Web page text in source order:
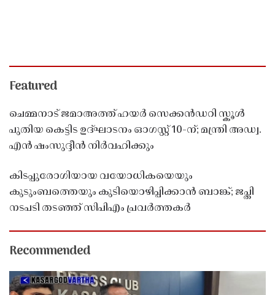
Featured
ചെമ്മനാട് ജമാഅത്ത് ഹയർ സെക്കൻഡറി സ്കൂൾ
പുതിയ കെട്ടിട ഉദ്ഘാടനം ഓഗസ്റ്റ് 10-ന്; മന്ത്രി അഡ്വ.
എൻ ഷംസുദ്ദീൻ നിർവഹിക്കും
കിടപ്പുരോഗിയായ വയോധികയെയും
കുടുംബത്തെയും കുടിയൊഴിപ്പിക്കാൻ ബാങ്ക്; ജപ്തി
നടപടി തടഞ്ഞ് സിപിഎം പ്രവർത്തകർ
Recommended